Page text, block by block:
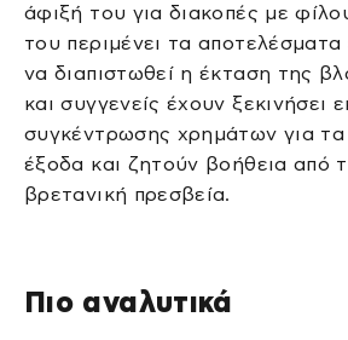
άφιξή του για διακοπές με
του περιμένει τα
να διαπιστωθεί η έκταση της
και συγγενείς έχουν ξεκινήσει
συγκέντρωσης χρημάτων για τα
έξοδα και ζητούν βοήθεια από
βρετανική πρεσβεία.
Πιο αναλυτικά